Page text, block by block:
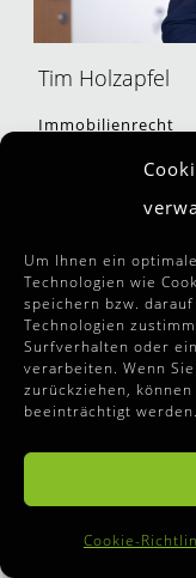
Um Ihnen ein
Technologien wie
speichern bzw.
Technologien
Surfverhalten oder
verarbeiten. Wenn
zurückziehen,
beeinträchtigt werden.
Cookie-
Tim Holzapfel
Immobilienrecht
Roman Idl